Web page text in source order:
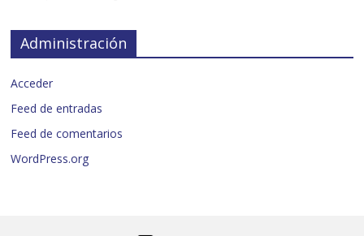
Administración
Acceder
Feed de entradas
Feed de comentarios
WordPress.org